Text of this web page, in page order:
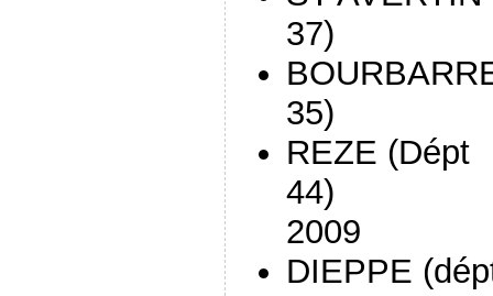
37)
35)
REZE (Dépt
2009
DIEPPE